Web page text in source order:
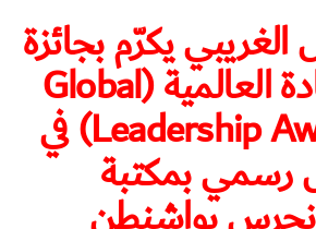
الغريبي يكرّم بجائزة
القيادة العالمية (Global
Leadership Award) في
رسمي بمكتبة